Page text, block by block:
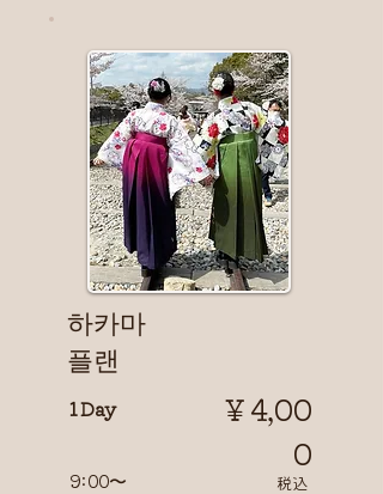
​하카마
플랜
1 Day
9:00〜
￥4,00
0
​税込